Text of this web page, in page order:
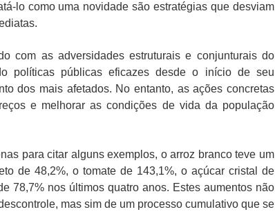
lo como uma novidade são estratégias que desviam
com as adversidades estruturais e conjunturais do
políticas públicas eficazes desde o início de seu
dos mais afetados. No entanto, as ações concretas
e melhorar as condições de vida da população
para citar alguns exemplos, o arroz branco teve um
de 48,2%, o tomate de 143,1%, o açúcar cristal de
78,7% nos últimos quatro anos. Estes aumentos não
mas sim de um processo cumulativo que se